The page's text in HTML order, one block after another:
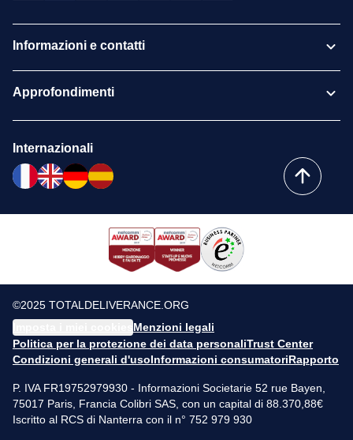
Informazioni e contatti
Approfondimenti
Internazionali
©2025 TOTALDELIVERANCE.ORG
Menzioni legali
Politica per la protezione dei data personaliTrust Center
Condizioni generali d'usoInformazioni consumatoriRapporto
P. IVA FR19752979930 - Informazioni Societarie 52 rue Bayen,
75017 Paris, Francia Colibri SAS, con un capital di 88.370,88€
Iscritto al RCS di Nanterra con il n° 752 979 930